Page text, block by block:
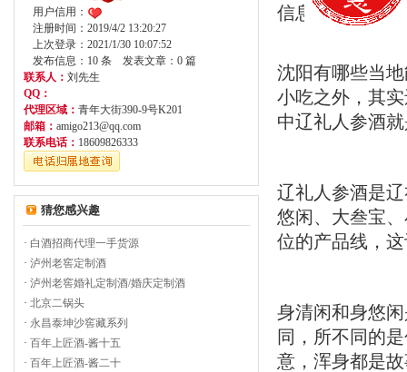
用户信用：
注册时间：2019/4/2 13:20:27
上次登录：2021/1/30 10:07:52
发布信息：10 条 发表文章：0 篇
联系人： 刘先生
QQ：
代理区域： 青年大街390-9号K201
邮箱： amigo213@qq.com
联系电话： 18609826333
猜您感兴趣
· 白酒招商代理一手货源
· 泸州老窖定制酒
· 泸州老窖婚礼定制酒/婚庆定制酒
· 北京二锅头
· 永昌泰坤沙窖藏系列
· 百年上匠酒-酱十五
· 百年上匠酒-酱二十
信息类型：供应
沈阳有哪些当
小吃之外，其
中辽礼人参酒
辽礼人参酒是
悠闲、大叁宝
位的产品线，
身清闲和身悠
同，所不同的
意，浑身都是